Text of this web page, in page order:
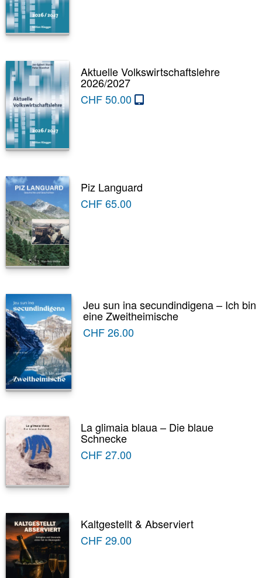
Aktuelle Volkswirtschaftslehre
2026/2027
CHF50.00
Piz Languard
CHF65.00
Jeu sun ina secundindigena – Ich bin
eine Zweitheimische
CHF26.00
La glimaia blaua – Die blaue
Schnecke
CHF27.00
Kaltgestellt & Abserviert
CHF29.00